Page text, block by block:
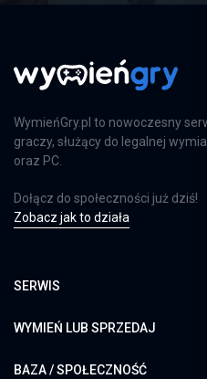
WymieńGry.pl to nowoczesny
graczy, służący do legalnej
oraz PC.
Dołącz do społeczności już dziś!
Zobacz jak to działa
SERWIS
WYMIEŃ LUB SPRZEDAJ
BAZA / SPOŁECZNOŚĆ